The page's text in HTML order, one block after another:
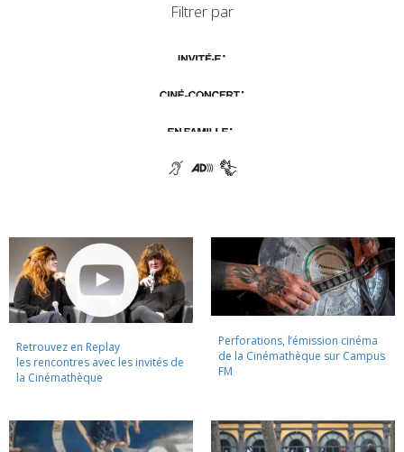
Filtrer par
Retrouvez en Replay
les rencontres avec les invités de
la Cinémathèque
Perforations, l’émission cinéma
de la Cinémathèque sur Campus
FM